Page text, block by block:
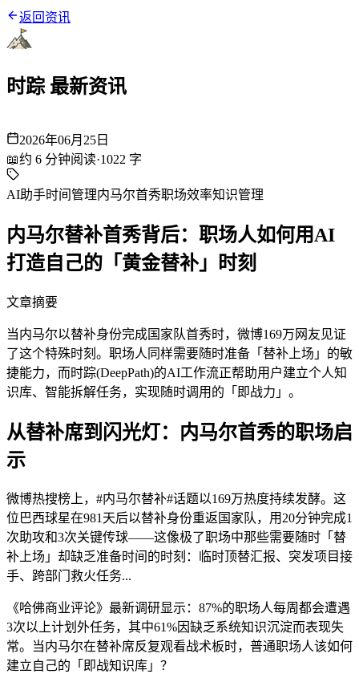
返回资讯
时踪 最新资讯
2026年06月25日
📖约 6 分钟阅读·1022 字
AI助手时间管理内马尔首秀职场效率知识管理
内马尔替补首秀背后：职场人如何用AI
打造自己的「黄金替补」时刻
文章摘要
当内马尔以替补身份完成国家队首秀时，微博169万网友见证
了这个特殊时刻。职场人同样需要随时准备「替补上场」的敏
捷能力，而时踪(DeepPath)的AI工作流正帮助用户建立个人知
识库、智能拆解任务，实现随时调用的「即战力」。
从替补席到闪光灯：内马尔首秀的职场启
示
微博热搜榜上，#内马尔替补#话题以169万热度持续发酵。这
位巴西球星在981天后以替补身份重返国家队，用20分钟完成1
次助攻和3次关键传球——这像极了职场中那些需要随时「替
补上场」却缺乏准备时间的时刻：临时顶替汇报、突发项目接
手、跨部门救火任务...
《哈佛商业评论》最新调研显示：87%的职场人每周都会遭遇
3次以上计划外任务，其中61%因缺乏系统知识沉淀而表现失
常。当内马尔在替补席反复观看战术板时，普通职场人该如何
建立自己的「即战知识库」？